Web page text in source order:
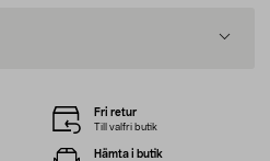
Fri retur
Till valfri butik
Hämta i butik